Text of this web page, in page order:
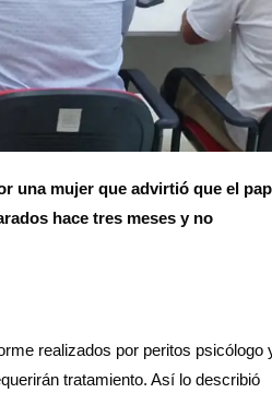
una mujer que advirtió que el
hace tres meses y no
realizados por peritos psicólogo
tratamiento. Así lo describió